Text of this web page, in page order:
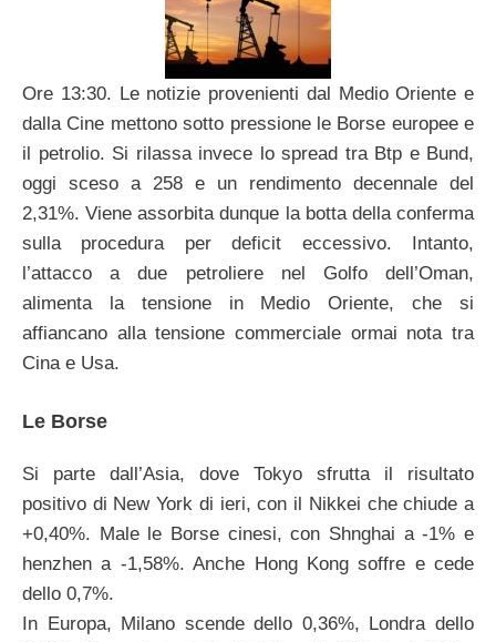
Ore 13:30. Le notizie provenienti dal Medio Oriente e
dalla Cine mettono sotto pressione le Borse europee e
il petrolio. Si rilassa invece lo spread tra Btp e Bund,
oggi sceso a 258 e un rendimento decennale del
2,31%. Viene assorbita dunque la botta della conferma
sulla procedura per deficit eccessivo. Intanto,
l’attacco a due petroliere nel Golfo dell’Oman,
alimenta la tensione in Medio Oriente, che si
affiancano alla tensione commerciale ormai nota tra
Cina e Usa.
Le Borse
Si parte dall’Asia, dove Tokyo sfrutta il risultato
positivo di New York di ieri, con il Nikkei che chiude a
+0,40%. Male le Borse cinesi, con Shnghai a -1% e
henzhen a -1,58%. Anche Hong Kong soffre e cede
dello 0,7%.
In Europa, Milano scende dello 0,36%, Londra dello